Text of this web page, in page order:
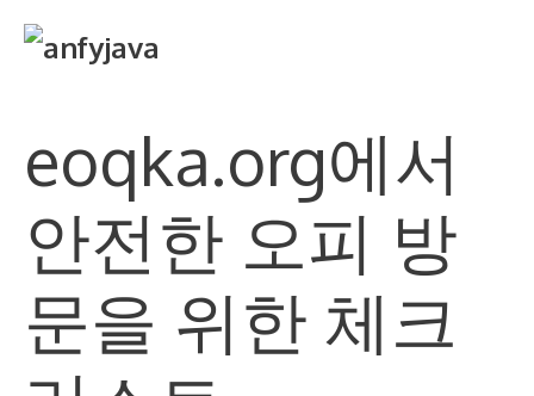
eoqka.org에서
안전한 오피 방
문을 위한 체크